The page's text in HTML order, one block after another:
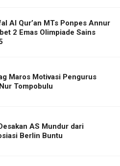
Al Qur’an MTs Ponpes Annur
2 Emas Olimpiade Sains
Maros Motivasi Pengurus
Tompobulu
AS Mundur dari
Berlin Buntu